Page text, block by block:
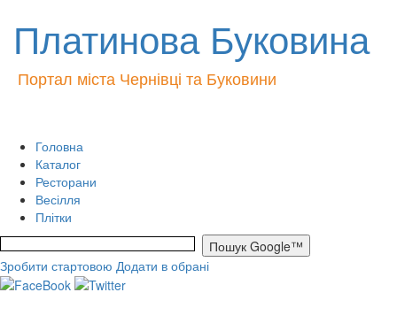
Платинова Буковина
Портал міста Чернівці та Буковини
Головна
Каталог
Ресторани
Весілля
Плітки
Зробити стартовою Додати в обрані